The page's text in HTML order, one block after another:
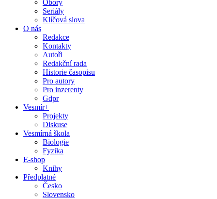
Obory
Seriály
Klíčová slova
O nás
Redakce
Kontakty
Autoři
Redakční rada
Historie časopisu
Pro autory
Pro inzerenty
Gdpr
Vesmír+
Projekty
Diskuse
Vesmírná škola
Biologie
Fyzika
E-shop
Knihy
Předplatné
Česko
Slovensko